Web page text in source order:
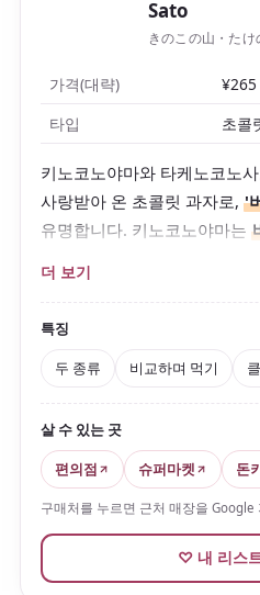
Sato
きのこの山・た
가격(대략)
¥265
타입
초콜
키노코노야마와 타케노코노
사랑받아 온 초콜릿 과자로, '
유명합니다. 키노코노야마는
초콜릿이 배어들어 맛이 더 진
둘 다 맛있게 달라 비교하며
더 보기
특징
두 종류
비교하며 먹기
살 수 있는 곳
편의점
슈퍼마켓 돈
구매처를 누르면 근처 매장을
♡ 내 리스